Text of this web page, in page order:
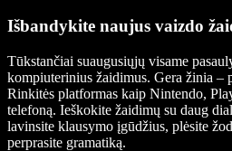
Išbandykite naujus vaizdo
Tūkstančiai suaugusiųjų visame
kompiuterinius žaidimus. Gera žinia –
Rinkitės platformas kaip Nintendo,
telefoną. Ieškokite žaidimų su daug
lavinsite klausymo įgūdžius, plėsite
perprasite gramatiką.